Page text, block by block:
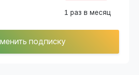
1 раз в месяц
подписку